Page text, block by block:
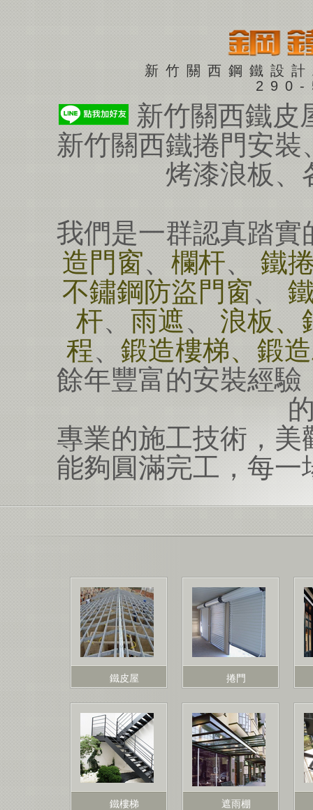
新竹關西鋼鐵設
290-
新竹關西鐵皮
新竹關西鐵捲門安
烤漆浪板、
我們是一群認真踏
造門窗、 欄杆、 鐵
不鏽鋼防盜門窗、
杆、 雨遮、 浪板、
程、 鍛造樓梯、鍛
餘年豐富的安裝經
專業的施工技術，
能夠圓滿完工，每
鐵皮屋 捲門
鐵樓梯 遮雨棚